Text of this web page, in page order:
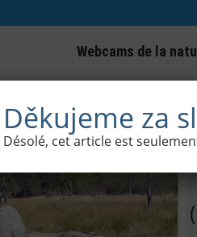
Webcams de la
Děkujeme za
Désolé, cet article est